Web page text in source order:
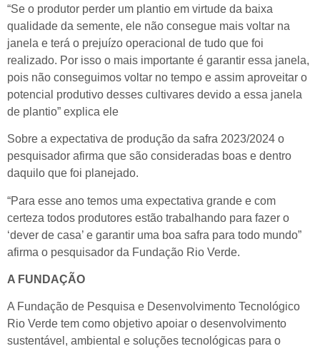
“Se o produtor perder um plantio em virtude da baixa
qualidade da semente, ele não consegue mais voltar na
janela e terá o prejuízo operacional de tudo que foi
realizado. Por isso o mais importante é garantir essa janela,
pois não conseguimos voltar no tempo e assim aproveitar o
potencial produtivo desses cultivares devido a essa janela
de plantio” explica ele
Sobre a expectativa de produção da safra 2023/2024 o
pesquisador afirma que são consideradas boas e dentro
daquilo que foi planejado.
“Para esse ano temos uma expectativa grande e com
certeza todos produtores estão trabalhando para fazer o
‘dever de casa’ e garantir uma boa safra para todo mundo”
afirma o pesquisador da Fundação Rio Verde.
A FUNDAÇÃO
A Fundação de Pesquisa e Desenvolvimento Tecnológico
Rio Verde tem como objetivo apoiar o desenvolvimento
sustentável, ambiental e soluções tecnológicas para o